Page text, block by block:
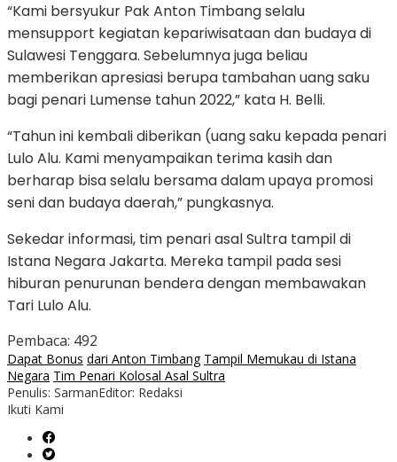
“Kami bersyukur Pak Anton Timbang selalu
mensupport kegiatan kepariwisataan dan budaya di
Sulawesi Tenggara. Sebelumnya juga beliau
memberikan apresiasi berupa tambahan uang saku
bagi penari Lumense tahun 2022,” kata H. Belli.
“Tahun ini kembali diberikan (uang saku kepada penari
Lulo Alu. Kami menyampaikan terima kasih dan
berharap bisa selalu bersama dalam upaya promosi
seni dan budaya daerah,” pungkasnya.
Sekedar informasi, tim penari asal Sultra tampil di
Istana Negara Jakarta. Mereka tampil pada sesi
hiburan penurunan bendera dengan membawakan
Tari Lulo Alu.
Pembaca: 492
Dapat Bonus dari Anton Timbang Tampil Memukau di Istana
Negara Tim Penari Kolosal Asal Sultra
Penulis: SarmanEditor: Redaksi
Ikuti Kami